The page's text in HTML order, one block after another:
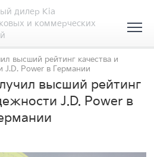
дилер Kia
и коммерческих
высший рейтинг качества и
J.D. Power в Германии
высший рейтинг
J.D. Power в